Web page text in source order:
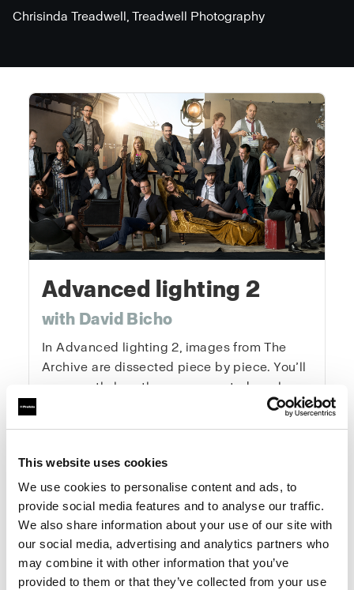
This website uses cookies
We use cookies to personalise content and ads, to
provide social media features and to analyse our traffic.
We also share information about your use of our site with
our social media, advertising and analytics partners who
may combine it with other information that you’ve
provided to them or that they’ve collected from your use
Chrisinda Treadwell, Treadwell Photography
Advanced lighting 2
with David Bicho
In Advanced lighting 2, images from The
Archive are dissected piece by piece. You’ll
see exactly how they were created, explore
lighting diagrams, and understand every
creative decision behind them. This course
your photography systematically and
creatively — from concept to final image.
One-Time Purchase $199